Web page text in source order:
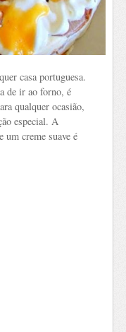
casa portuguesa.
de ir ao forno, é
qualquer ocasião,
especial. A
um creme suave é